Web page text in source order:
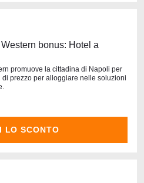
bonus: Hotel a
promuove la cittadina di Napoli per
prezzo per alloggiare nelle soluzioni
LO SCONTO